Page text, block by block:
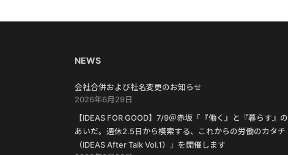
NEWS
会社合併および社名変更のお知らせ
2026年6月29日
【IDEAS FOR GOOD】7/9＠赤坂「『働く』と『暮らす』の
あいだ。週休2.5日から模索する、これからの労働のカタチ
（IDEAS After Talk Vol.1）」を開催します